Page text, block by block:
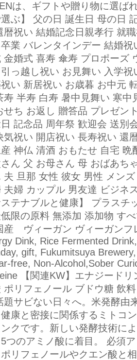
は、ギフトや贈り物に選ば
ぶ】 父の日 誕生日 母の日
暦祝い 結婚記念日親孝行 就
業 バレンタインデー 結婚
金婚式 喜寿 傘寿 プロポーズ
っ越し祝い お見舞い 入学
い 新居祝い お歳暮 お中元
寿 半寿 白寿 暑中見舞い 寒
せち お返し 贈答品 プレゼン
記念品 周年祭 歓迎会 送別
気祝い 開店祝い 長寿祝い 還
神仏 清酒 おもたせ 自宅
ん 父 お母さん 母 おばあち
夫 旦那 女性 彼女 男性 メン
夫婦 カップル 男友達 ビジネ
ステナブルと健康】 プラス
限の原料 無添加 添加物 す
産 ヴィーガン ヴィーガンフ
Dink, Rice Fermented
gift, Fukumitsuya
free, Non-Alcohol,Sober
【関連KW】エナジード
ポリフェノール ブドウ糖 飲
題サビない日々へ。米発酵由
康と密接に関係するミトコ
ンクです。新しい発酵技術に
5つのアミノ酸に着目。 必須
リフェノールやクエン酸と